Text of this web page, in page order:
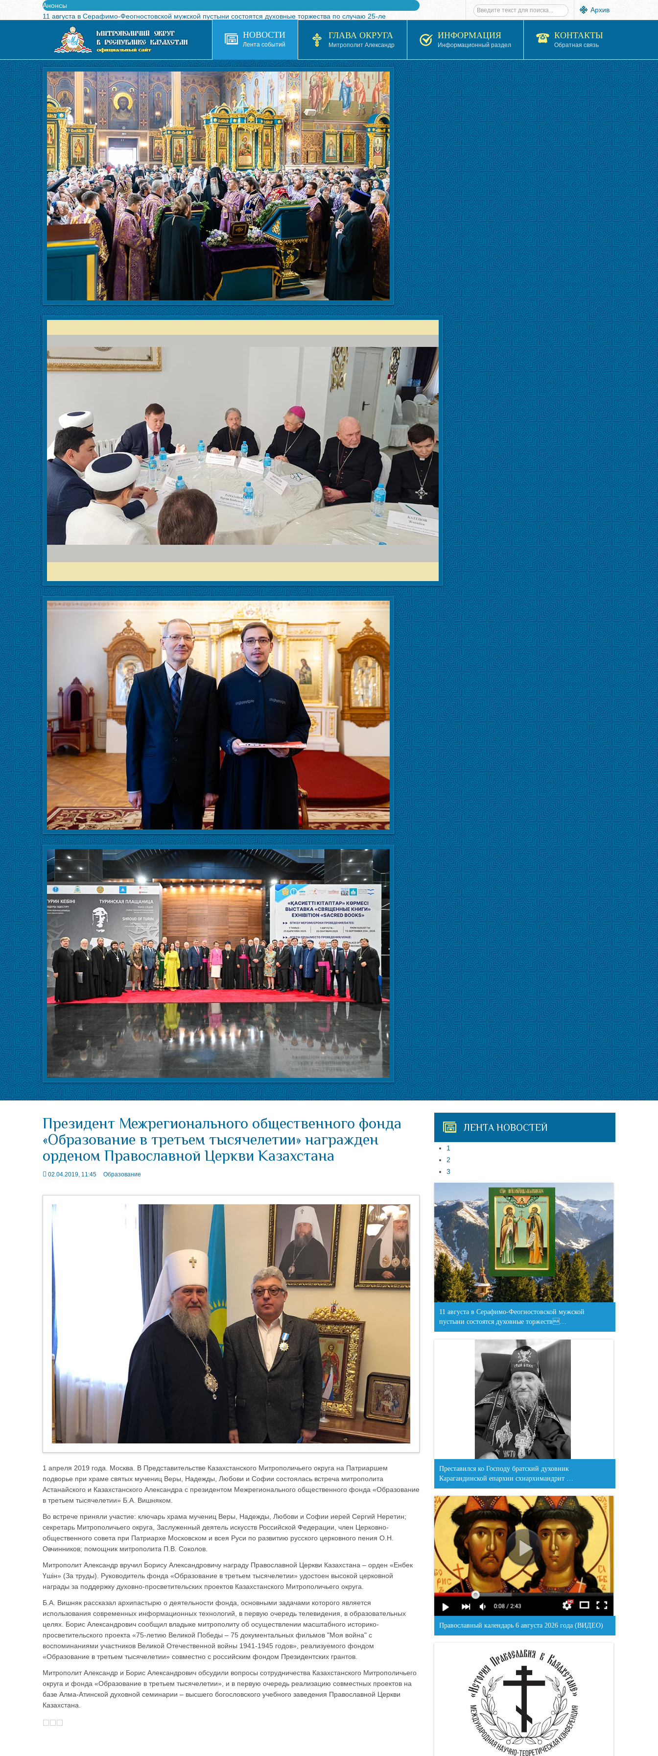
Анонсы
11 августа в Серафимо-Феогностовской мужской пустыни состоятся духовные торжества по случаю 25-ле
Выпущен в свет буклет о проведении Международного турнира по волейболу, посвященного 25-летию обр
Вышел в свет новый номер журнала «Свет Православия в Казахстане»
Вышла в свет монография «Управляющие Алма-Атинской епархией Русской Православной Церкви в 1927–19
Алма-Атинская духовная семинария объявляет прием документов на 2026-2027 учебный год
Архив
НОВОСТИ
Лента событий
ГЛАВА ОКРУГА
Митрополит Александр
ИНФОРМАЦИЯ
Информационный раздел
КОНТАКТЫ
Обратная связь
Президент Межрегионального общественного фонда
«Образование в третьем тысячелетии» награжден
орденом Православной Церкви Казахстана
02.04.2019, 11:45 Образование
1 апреля 2019 года. Москва. В Представительстве Казахстанского Митрополичьего округа на Патриаршем
подворье при храме святых мучениц Веры, Надежды, Любови и Софии состоялась встреча митрополита
Астанайского и Казахстанского Александра с президентом Межрегионального общественного фонда «Образование
в третьем тысячелетии» Б.А. Вишняком.
Во встрече приняли участие: ключарь храма мучениц Веры, Надежды, Любови и Софии иерей Сергий Неретин;
секретарь Митрополичьего округа, Заслуженный деятель искусств Российской Федерации, член Церковно-
общественного совета при Патриархе Московском и всея Руси по развитию русского церковного пения О.Н.
Овчинников; помощник митрополита П.В. Соколов.
Митрополит Александр вручил Борису Александровичу награду Православной Церкви Казахстана – орден «Енбек
Үшiн» (За труды). Руководитель фонда «Образование в третьем тысячелетии» удостоен высокой церковной
награды за поддержку духовно-просветительских проектов Казахстанского Митрополичьего округа.
Б.А. Вишняк рассказал архипастырю о деятельности фонда, основными задачами которого является
использования современных информационных технологий, в первую очередь телевидения, в образовательных
целях. Борис Александрович сообщил владыке митрополиту об осуществлении масштабного историко-
просветительского проекта «75-летию Великой Победы – 75 документальных фильмов "Моя война" с
воспоминаниями участников Великой Отечественной войны 1941-1945 годов», реализуемого фондом
«Образование в третьем тысячелетии» совместно с российским фондом Президентских грантов.
Митрополит Александр и Борис Александрович обсудили вопросы сотрудничества Казахстанского Митрополичьего
округа и фонда «Образование в третьем тысячелетии», и в первую очередь реализацию совместных проектов на
базе Алма-Атинской духовной семинарии – высшего богословского учебного заведения Православной Церкви
Казахстана.
ЛЕНТА НОВОСТЕЙ
1
2
3
11 августа в Серафимо-Феогностовской мужской
пустыни состоятся духовные торжеств…
Преставился ко Господу братский духовник
Карагандинской епархии схиархимандрит …
Православный календарь 6 августа 2026 года (ВИДЕО)